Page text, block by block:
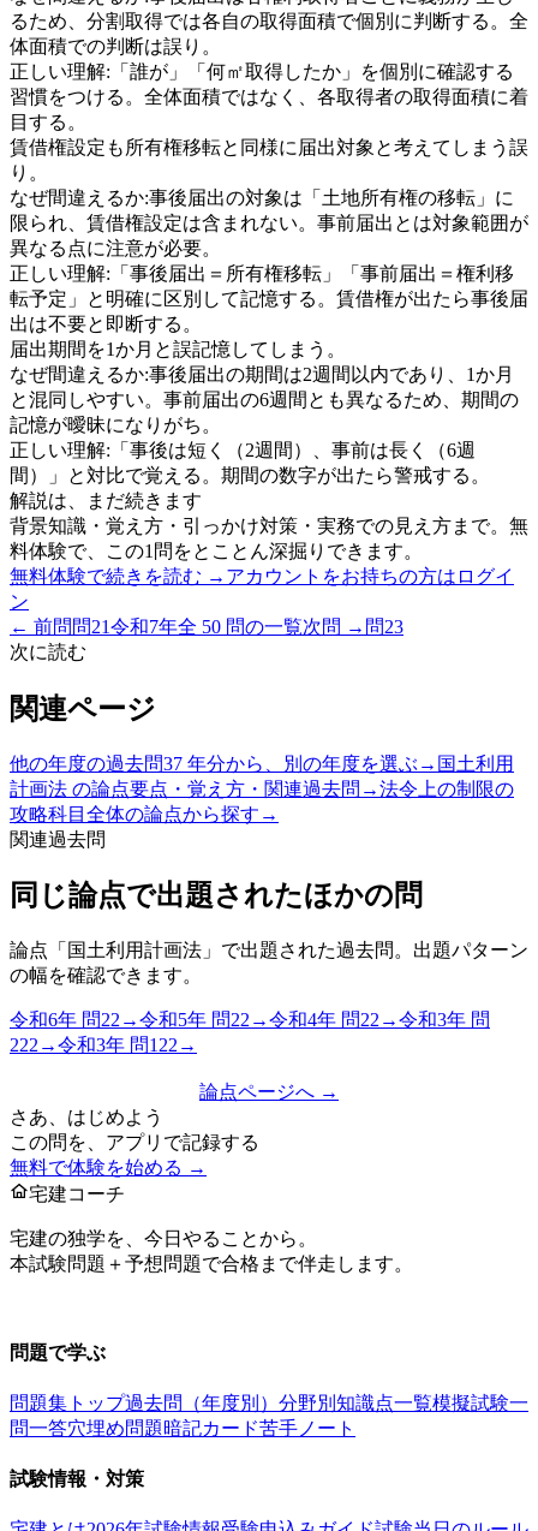
るため、分割取得では各自の取得面積で個別に判断する。全
体面積での判断は誤り。
正しい理解: 「誰が」「何㎡取得したか」を個別に確認する
習慣をつける。全体面積ではなく、各取得者の取得面積に着
目する。
賃借権設定も所有権移転と同様に届出対象と考えてしまう誤
り。
なぜ間違えるか:事後届出の対象は「土地所有権の移転」に
限られ、賃借権設定は含まれない。事前届出とは対象範囲が
異なる点に注意が必要。
正しい理解: 「事後届出＝所有権移転」「事前届出＝権利移
転予定」と明確に区別して記憶する。賃借権が出たら事後届
出は不要と即断する。
届出期間を1か月と誤記憶してしまう。
なぜ間違えるか:事後届出の期間は2週間以内であり、1か月
と混同しやすい。事前届出の6週間とも異なるため、期間の
記憶が曖昧になりがち。
正しい理解: 「事後は短く（2週間）、事前は長く（6週
間）」と対比で覚える。期間の数字が出たら警戒する。
解説は、まだ続きます
背景知識・覚え方・引っかけ対策・実務での見え方まで。無
料体験で、この1問をとことん深掘りできます。
無料体験で続きを読む → アカウントをお持ちの方はログイ
ン
← 前問 問21令和7年全 50 問の一覧次問 → 問23
次に読む
関連ページ
他の年度の過去問37 年分から、別の年度を選ぶ → 国土利用
計画法 の論点要点・覚え方・関連過去問 →法令上の制限の
攻略科目全体の論点から探す →
関連過去問
同じ論点で出題されたほかの問
論点「 国土利用計画法 」で出題された過去問。出題パターン
の幅を確認できます。
令和6年 問22 →令和5年 問22 →令和4年 問22 →令和3年 問
222 →令和3年 問122 →
論点ページへ →
さあ、はじめよう
この問を、アプリで記録する
無料で体験を始める →
宅建コーチ
宅建の独学を、今日やることから。
本試験問題＋予想問題で合格まで伴走します。
問題で学ぶ
問題集トップ過去問（年度別） 分野別 知識点一覧模擬試験一
問一答穴埋め問題暗記カード苦手ノート
試験情報・対策